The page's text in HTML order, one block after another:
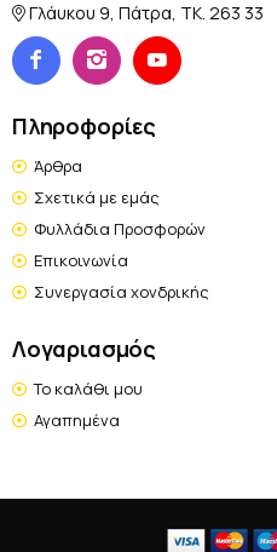
Γλάυκου 9, Πάτρα, TK. 263 33
Πληροφορίες
Άρθρα
Σχετικά με εμάς
Φυλλάδια Προσφορών
Επικοινωνία
Συνεργασία χονδρικής
Λογαριασμός
Το καλάθι μου
Αγαπημένα